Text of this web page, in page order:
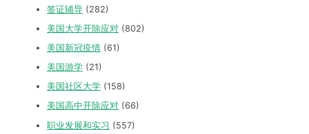
签证辅导 (282)
美国大学开除应对 (802)
美国新冠疫情 (61)
美国游学 (21)
美国社区大学 (158)
美国高中开除应对 (66)
职业发展和实习 (557)